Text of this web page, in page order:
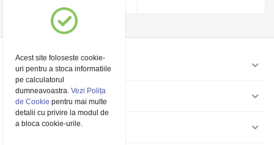
Contul meu
Pagini
Contact
Acest site foloseste cookie-
uri pentru a stoca informatiile
pe calculatorul
dumneavoastra.Vezi Polița
de Cookie pentru mai multe
detalii cu privire la modul de
a bloca cookie-urile.